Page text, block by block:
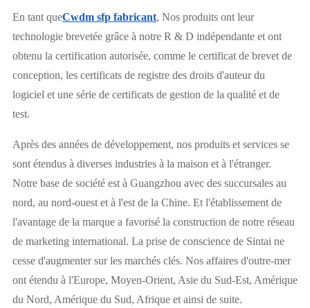
En tant queCwdm sfp fabricant, Nos produits ont leur
technologie brevetée grâce à notre R & D indépendante et ont
obtenu la certification autorisée, comme le certificat de brevet de
conception, les certificats de registre des droits d'auteur du
logiciel et une série de certificats de gestion de la qualité et de
test.
Après des années de développement, nos produits et services se
sont étendus à diverses industries à la maison et à l'étranger.
Notre base de société est à Guangzhou avec des succursales au
nord, au nord-ouest et à l'est de la Chine. Et l'établissement de
l'avantage de la marque a favorisé la construction de notre réseau
de marketing international. La prise de conscience de Sintai ne
cesse d'augmenter sur les marchés clés. Nos affaires d'outre-mer
ont étendu à l'Europe, Moyen-Orient, Asie du Sud-Est, Amérique
du Nord, Amérique du Sud, Afrique et ainsi de suite.